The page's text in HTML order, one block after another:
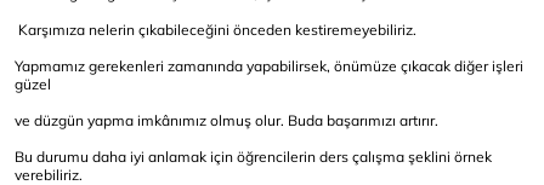
Karşımıza nelerin çıkabileceğini önceden kestiremeyebiliriz.
Yapmamız gerekenleri zamanında yapabilirsek, önümüze çıkacak diğer işleri
güzel
ve düzgün yapma imkânımız olmuş olur. Buda başarımızı artırır.
Bu durumu daha iyi anlamak için öğrencilerin ders çalışma şeklini örnek
verebiliriz.